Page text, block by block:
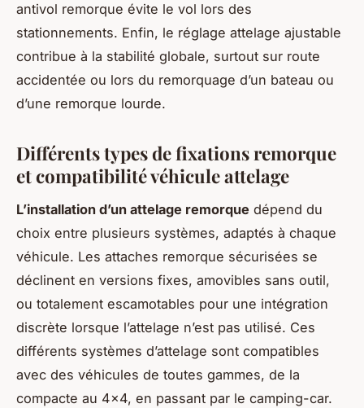
antivol remorque évite le vol lors des
stationnements. Enfin, le réglage attelage ajustable
contribue à la stabilité globale, surtout sur route
accidentée ou lors du remorquage d’un bateau ou
d’une remorque lourde.
Différents types de fixations remorque
et compatibilité véhicule attelage
L’installation d’un attelage remorque dépend du
choix entre plusieurs systèmes, adaptés à chaque
véhicule. Les attaches remorque sécurisées se
déclinent en versions fixes, amovibles sans outil,
ou totalement escamotables pour une intégration
discrète lorsque l’attelage n’est pas utilisé. Ces
différents systèmes d’attelage sont compatibles
avec des véhicules de toutes gammes, de la
compacte au 4x4, en passant par le camping-car.